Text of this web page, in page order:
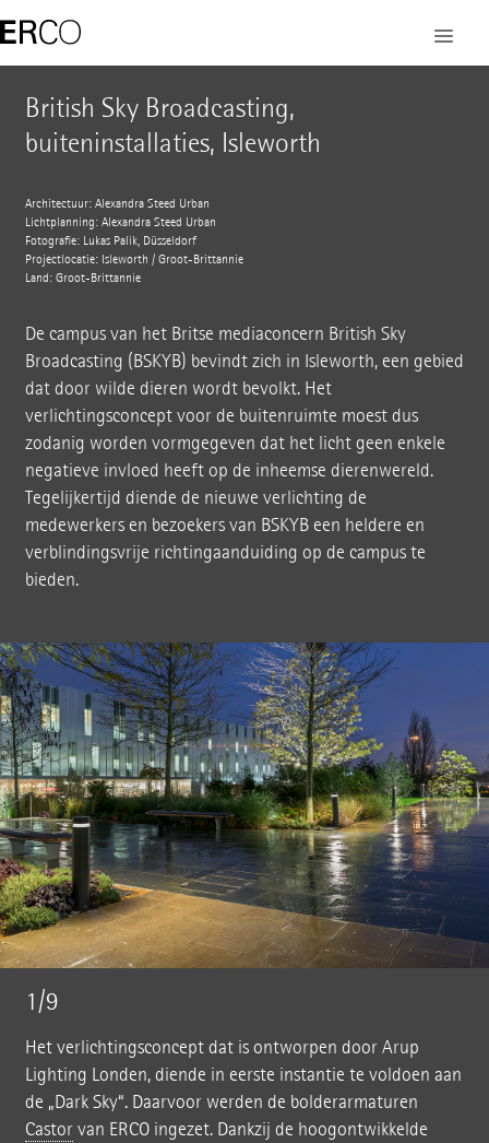
British Sky Broadcasting,
buiteninstallaties, Isleworth
Architectuur: Alexandra Steed Urban
Lichtplanning: Alexandra Steed Urban
Fotografie: Lukas Palik, Düsseldorf
Projectlocatie: Isleworth / Groot-Brittannië
Land: Groot-Brittannië
De campus van het Britse mediaconcern British Sky
Broadcasting (BSKYB) bevindt zich in Isleworth, een gebied
dat door wilde dieren wordt bevolkt. Het
verlichtingsconcept voor de buitenruimte moest dus
zodanig worden vormgegeven dat het licht geen enkele
negatieve invloed heeft op de inheemse dierenwereld.
Tegelijkertijd diende de nieuwe verlichting de
medewerkers en bezoekers van BSKYB een heldere en
verblindingsvrije richtingaanduiding op de campus te
bieden.
1/9
Het verlichtingsconcept dat is ontworpen door Arup
Lighting Londen, diende in eerste instantie te voldoen aan
de „Dark Sky“. Daarvoor werden de bolderarmaturen
Castorvan ERCO ingezet. Dankzij de hoogontwikkelde